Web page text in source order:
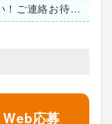
ご不明な点はお気軽にご質問ください！ご連絡お待ちしています♪
Web応募